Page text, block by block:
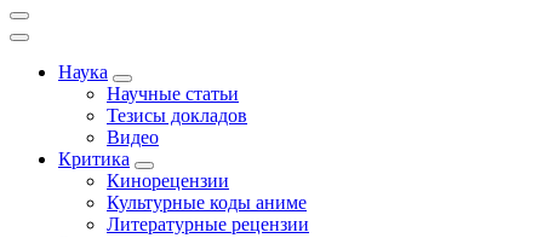
Наука
Научные статьи
Тезисы докладов
Видео
Критика
Кинорецензии
Культурные коды аниме
Литературные рецензии